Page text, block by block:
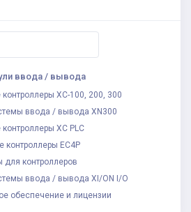
ввода / вывода
XC-100, 200, 300
ввода / вывода XN300
XC PLC
контроллеры EC4P
для контроллеров
ввода / вывода XI/ON I/O
обеспечение и лицензии